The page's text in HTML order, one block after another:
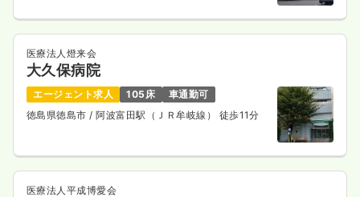
医療法人燈来会
大久保病院
エージェント求人 105床
車通勤可
徳島県徳島市/ 阿波富田駅（ＪＲ牟岐線） 徒歩11分
医療法人平成博愛会